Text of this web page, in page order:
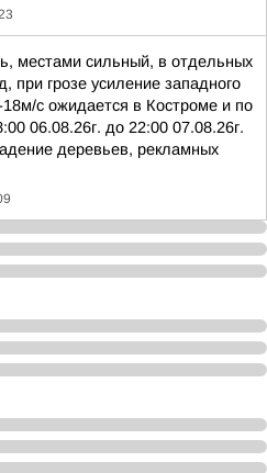
местами сильный, в отдельных
при грозе усиление западного
18м/с ожидается в Костроме и по
06.08.26г. до 22:00 07.08.26г.
деревьев, рекламных